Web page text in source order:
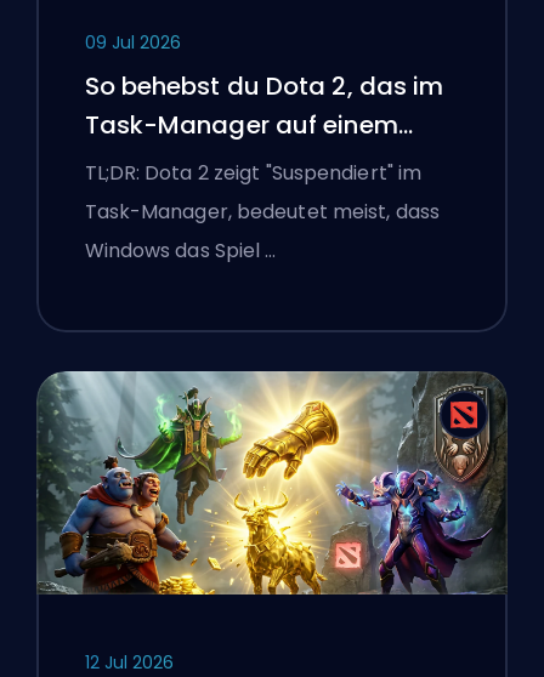
09 Jul 2026
So behebst du Dota 2, das im
Task-Manager auf einem
Windows-Laptop suspendiert
ist
TL;DR: Dota 2 zeigt "Suspendiert" im
Task-Manager, bedeutet meist, dass
Windows das Spiel …
12 Jul 2026